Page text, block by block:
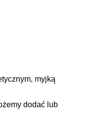
myjką
dodać lub